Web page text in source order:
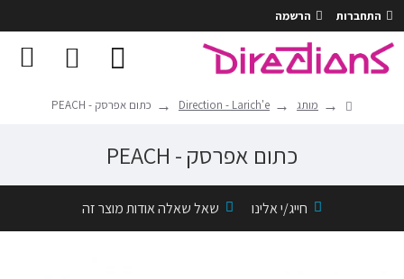
התחברות הרשמה
מותג Direction - Larich'e כתום אפרסק - PEACH
כתום אפרסק - PEACH
חייג/י אלינו שאל שאלה אודות מוצר זה